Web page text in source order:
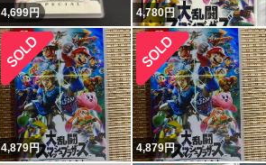
4,699円 4,780円
4,879円 4,879円